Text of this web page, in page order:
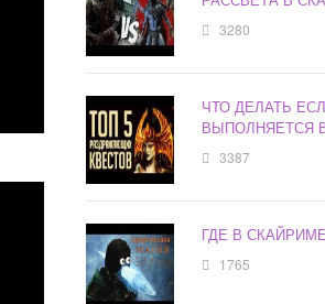
3280
ЧТО ДЕЛАТЬ
ВЫПОЛНЯЕТСЯ
3387
ГДЕ В
1765